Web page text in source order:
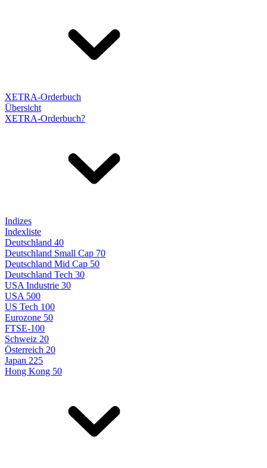
XETRA-Orderbuch
Übersicht
XETRA-Orderbuch?
Indizes
Indexliste
Deutschland 40
Deutschland Small Cap 70
Deutschland Mid Cap 50
Deutschland Tech 30
USA Industrie 30
USA 500
US Tech 100
Eurozone 50
FTSE-100
Schweiz 20
Österreich 20
Japan 225
Hong Kong 50